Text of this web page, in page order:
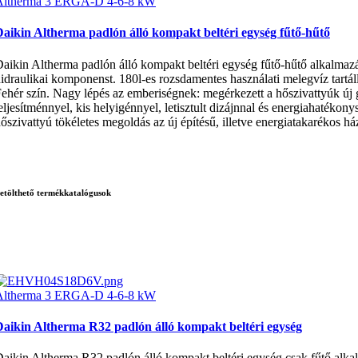
Altherma padlón álló kompakt beltéri egység fűtő-hűtő
Altherma padlón álló kompakt beltéri egység fűtő-hűtő
komponenst. 180l-es rozsdamentes használati melegvíz
szín. Nagy lépés az emberiségnek: megérkezett a hőszivattyúk
kis helyigénnyel, letisztult dizájnnal és
tökéletes megoldás az új építésű, illetve energiatakarékos
termékkatalógusok
3 ERGA-D 4-6-8 kW
Altherma R32 padlón álló kompakt beltéri egység